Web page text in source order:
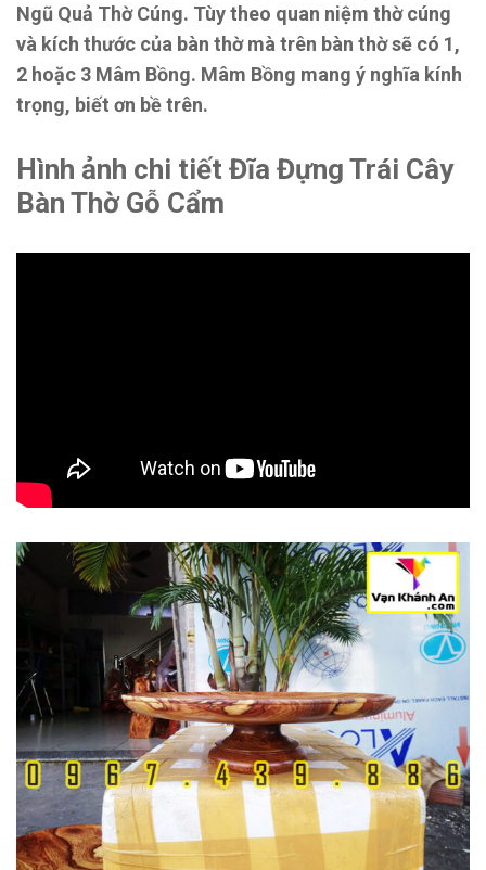
Ngũ Quả Thờ Cúng. Tùy theo quan niệm thờ cúng
và kích thước của bàn thờ mà trên bàn thờ sẽ có 1,
2 hoặc 3 Mâm Bồng. Mâm Bồng mang ý nghĩa kính
trọng, biết ơn bề trên.
Hình ảnh chi tiết Đĩa Đựng Trái Cây
Bàn Thờ Gỗ Cẩm